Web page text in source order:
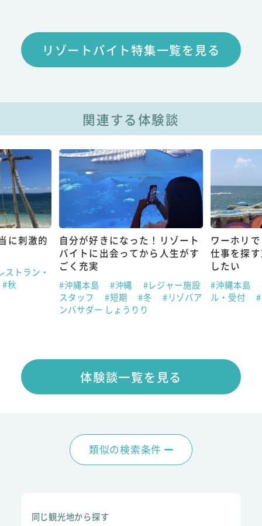
リゾートバイト特集一覧を見る
関連する体験談
に刺激的
ストラン・
#秋
自分が好きになった！リゾート
バイトに出会ってから人生がす
ごく充実
#沖縄本島 #沖縄
#レジャー施設
スタッフ
#短期 #冬
#リゾバア
ンバサダー しょうりり
ワーホリ
仕事を探
したい
#沖縄本島
ル・受付
体験談一覧を見る
類似の検索条件
同じ観光地から探す